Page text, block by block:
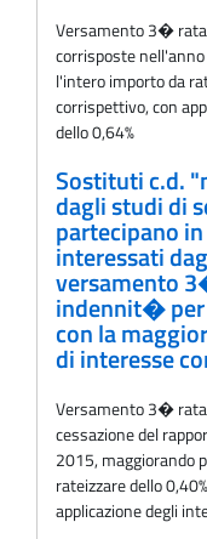
Versamento 3�
corrisposte
l'intero importo da
corrispettivo, con
dello 0,64%
Sostituti c.d.
dagli studi di
partecipano
interessati
versamento
indennit� per
con la
di interesse
Versamento 3�
cessazione del
2015, maggiorando
rateizzare dello
applicazione degli